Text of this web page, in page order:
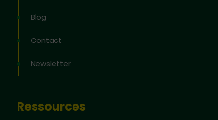
Blog
Contact
Newsletter
Ressources